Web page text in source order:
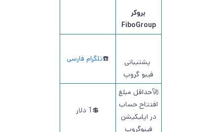
بروکر
FiboGroup
پشتیبانی
فیبو گروپ
☎️تلگرام فارسی
🚀حداقل مبلغ
افتتاح حساب
در اپلیکیشن
فیبوگروپ
💲1 دلار